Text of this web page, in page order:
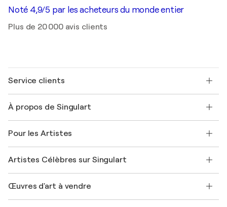
Noté 4,9/5 par les acheteurs du monde entier
Plus de 20 000 avis clients
Service clients
Expédition
Offrir une carte cadeau
Rejoignez notre programme commercial
Mon compte
+33 1 76 44 06 42
À propos de Singulart
FAQ
Magazine Singulart
Emplois
Découvrez une sélection d'art original
Pour les Artistes
Se connecter en tant qu'Artiste
Artistes Célèbres sur Singulart
Marc Chagall
Œuvres d'art à vendre